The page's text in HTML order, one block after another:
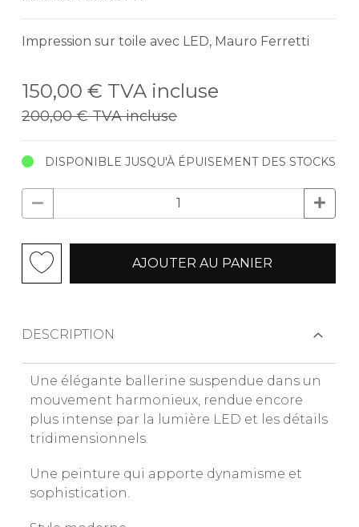
Impression sur toile avec LED, Mauro Ferretti
150,00 € TVA incluse
200,00 €TVA incluse
DISPONIBLE JUSQU'À ÉPUISEMENT DES STOCKS
AJOUTER AU PANIER
DESCRIPTION
Une élégante ballerine suspendue dans un
mouvement harmonieux, rendue encore
plus intense par la lumière LED et les détails
tridimensionnels.
Une peinture qui apporte dynamisme et
sophistication.